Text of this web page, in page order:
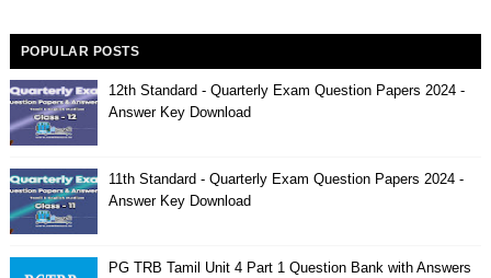
POPULAR POSTS
12th Standard - Quarterly Exam Question Papers 2024 -
Answer Key Download
11th Standard - Quarterly Exam Question Papers 2024 -
Answer Key Download
PG TRB Tamil Unit 4 Part 1 Question Bank with Answers